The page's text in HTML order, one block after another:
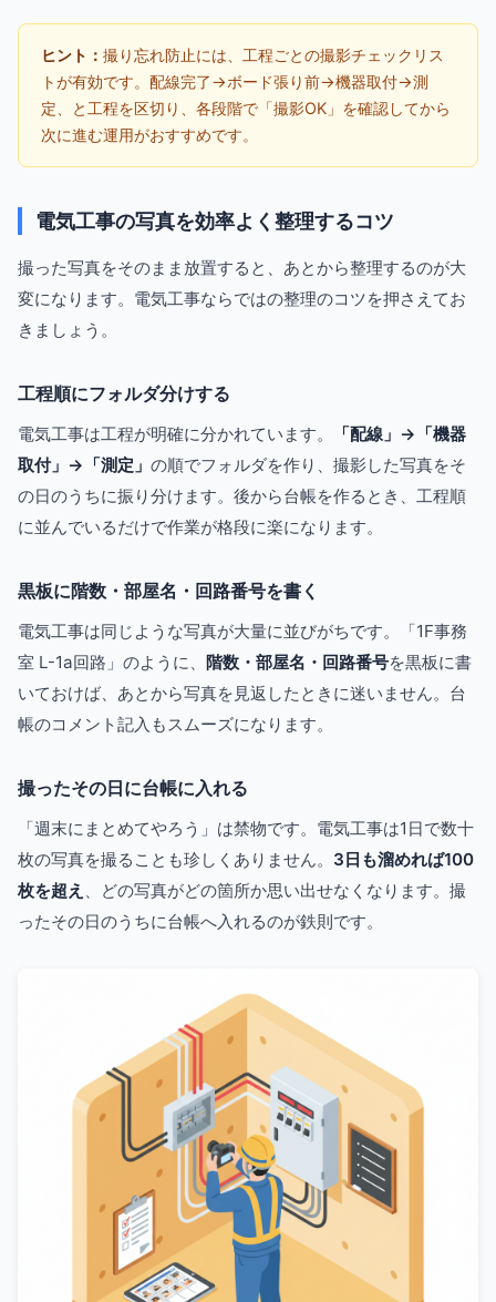
ヒント： 撮り忘れ防止には、工程ごとの撮影チェックリス
トが有効です。配線完了→ボード張り前→機器取付→測
定、と工程を区切り、各段階で「撮影OK」を確認してから
次に進む運用がおすすめです。
電気工事の写真を効率よく整理するコツ
撮った写真をそのまま放置すると、あとから整理するのが大
変になります。電気工事ならではの整理のコツを押さえてお
きましょう。
工程順にフォルダ分けする
電気工事は工程が明確に分かれています。
「配線」→「機器
取付」→「測定」 の順でフォルダを作り、撮影した写真をそ
の日のうちに振り分けます。後から台帳を作るとき、工程順
に並んでいるだけで作業が格段に楽になります。
黒板に階数・部屋名・回路番号を書く
電気工事は同じような写真が大量に並びがちです。「1F事務
室 L-1a回路」のように、 階数・部屋名・回路番号を黒板に書
いておけば、あとから写真を見返したときに迷いません。台
帳のコメント記入もスムーズになります。
撮ったその日に台帳に入れる
「週末にまとめてやろう」は禁物です。電気工事は1日で数十
枚の写真を撮ることも珍しくありません。 3日も溜めれば100
枚を超え 、どの写真がどの箇所か思い出せなくなります。撮
ったその日のうちに台帳へ入れるのが鉄則です。